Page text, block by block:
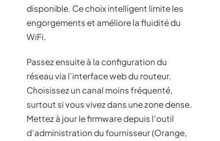
disponible. Ce choix intelligent limite les
engorgements et améliore la fluidité du
WiFi.
Passez ensuite à la configuration du
réseau via l’interface web du routeur.
Choisissez un canal moins fréquenté,
surtout si vous vivez dans une zone dense.
Mettez à jour le firmware depuis l’outil
d’administration du fournisseur (Orange,